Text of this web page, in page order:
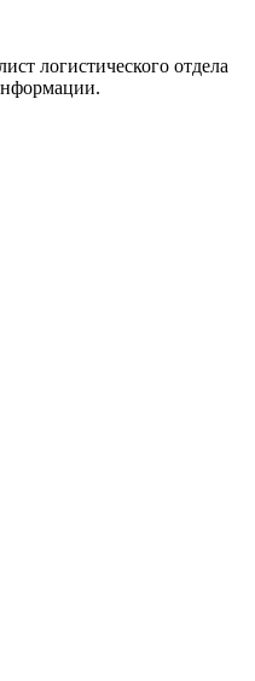
логистического отдела